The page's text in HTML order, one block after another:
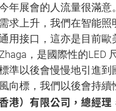
年展會的人流量很滿意
求上升，我們在智能照
用接口，這亦是目前歐
，是國際性的LED
準以後會慢慢地引進到
向標，我們以後會持續
港）有限公司，總經理